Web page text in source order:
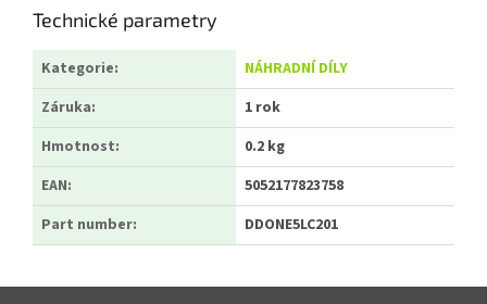
Technické parametry
Kategorie:
NÁHRADNÍ DÍLY
Záruka:
1 rok
Hmotnost:
0.2 kg
EAN:
5052177823758
Part number: DDONE5LC201